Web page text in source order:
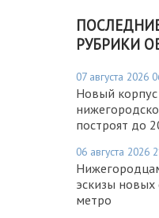
РУБРИКИ
07 августа 2026
Новый корпус
построят до
06 августа 2026
эскизы новых
метро